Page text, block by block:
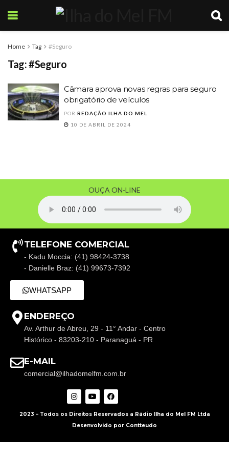
Home Tag #Seguro
Tag:#Seguro
Câmara aprova novas regras para seguro
obrigatório de veículos
POR REDAÇÃO ILHA DO MEL
10 DE ABRIL DE 2024
OUÇA ON-LINE
TELEFONE COMERCIAL
- Kadu Moccia: (41) 98424-3738
- Danielle Braz: (41) 99673-7392
WHATSAPP
ENDEREÇO
Av. Arthur de Abreu, 29 - 11° Andar - Centro
Histórico - 83203-210 - Paranaguá - PR
E-MAIL
comercial@ilhadomelfm.com.br
2023 – Todos os Direitos Reservados a Rádio Ilha do Mel FM Ltda
Desenvolvido por Contteudo